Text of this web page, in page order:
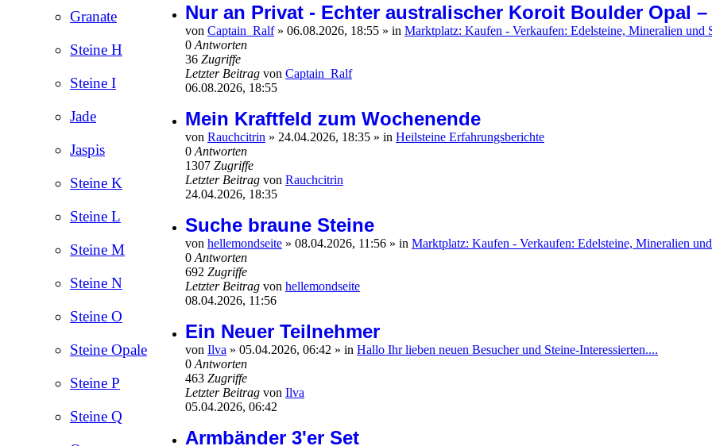
Granate
Steine H
Steine I
Jade
Jaspis
Steine K
Steine L
Steine M
Steine N
Steine O
Steine Opale
Steine P
Steine Q
Nur an Privat - Echter australischer Koroit Boulder Opal
von Captain_Ralf» 06.08.2026, 18:55 » in Marktplatz: Kaufen - Verkaufen: Edelsteine, Mineralien und
0 Antworten
36 Zugriffe
Letzter Beitrag von Captain_Ralf
06.08.2026, 18:55
Mein Kraftfeld zum Wochenende
von Rauchcitrin » 24.04.2026, 18:35 » in Heilsteine Erfahrungsberichte
0 Antworten
1307 Zugriffe
Letzter Beitrag von Rauchcitrin
24.04.2026, 18:35
Suche braune Steine
von hellemondseite » 08.04.2026, 11:56 » in Marktplatz: Kaufen - Verkaufen: Edelsteine, Mineralien
0 Antworten
692 Zugriffe
Letzter Beitrag von hellemondseite
08.04.2026, 11:56
Ein Neuer Teilnehmer
von Ilva » 05.04.2026, 06:42 » in Hallo Ihr lieben neuen Besucher und Steine-Interessierten....
0 Antworten
463 Zugriffe
Letzter Beitrag von Ilva
05.04.2026, 06:42
Armbänder 3'er Set